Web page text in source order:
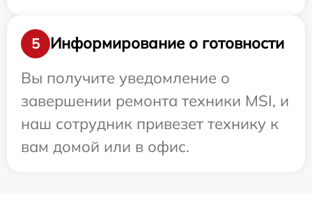
5
Информирование о готовности
Вы получите уведомление о
завершении ремонта техники MSI, и
наш сотрудник привезет технику к
вам домой или в офис.